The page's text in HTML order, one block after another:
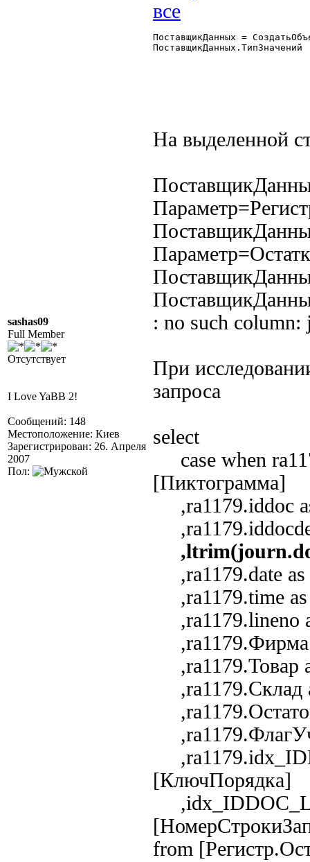
sashas09
Full Member
Отсутствует
I Love YaBB 2!
Сообщений: 148
Местоположение: Киев
Зарегистрирован: 26. Апреля
2007
Пол:
На выделенной
: no such column:
При
запроса
select
case when
[Пиктограмма]
,ra1179.iddoc
,ra1179.date as
,ra1179.time
,ra1179.lineno
,ra1179.Фирма
,ra1179.Товар
,ra1179.Склад
[КлючПорядка]
from